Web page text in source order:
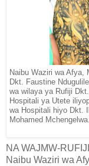
Naibu Waziri wa Afya,
Dkt. Faustine
wa wilaya ya Rufiji
Hospitali ya Utete
wa Hospitali hiyo Dkt.
Mohamed Mchengelwa.
NA WAJMW-RUFIJI
Naibu Waziri wa